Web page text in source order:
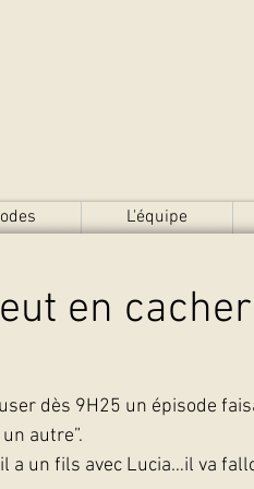
L'équipe
en
dès 9H25 un épisode
autre”.
a un fils avec Lucia…il va